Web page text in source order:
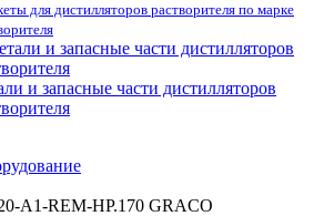
для дистилляторов растворителя по марке
и запасные части дистилляторов
A1-REM-HP.170 GRACO